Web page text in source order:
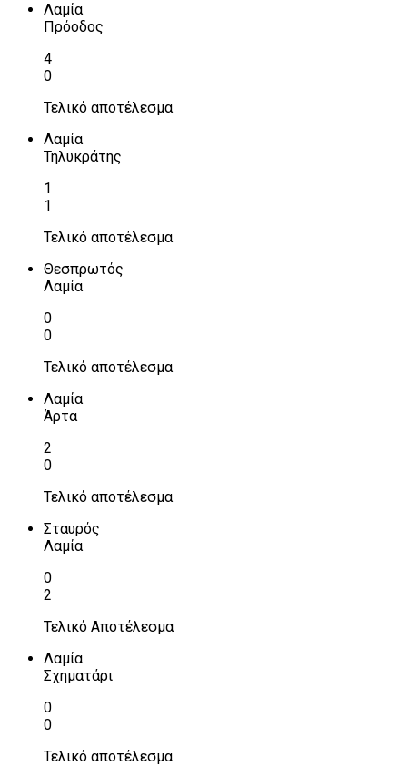
Λαμία
Πρόοδος
4
0
Τελικό αποτέλεσμα
Λαμία
Τηλυκράτης
1
1
Τελικό αποτέλεσμα
Θεσπρωτός
Λαμία
0
0
Τελικό αποτέλεσμα
Λαμία
Άρτα
2
0
Τελικό αποτέλεσμα
Σταυρός
Λαμία
0
2
Τελικό Αποτέλεσμα
Λαμία
Σχηματάρι
0
0
Τελικό αποτέλεσμα